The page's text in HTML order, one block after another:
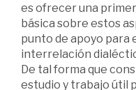
es ofrecer una
básica sobre estos
punto de apoyo para
interrelación
De tal forma que
estudio y trabajo útil